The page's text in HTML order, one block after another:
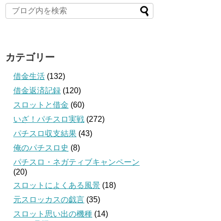
カテゴリー
借金生活 (132)
借金返済記録 (120)
スロットと借金 (60)
いざ！パチスロ実戦 (272)
パチスロ収支結果 (43)
俺のパチスロ史 (8)
パチスロ・ネガティブキャンペーン
(20)
スロットによくある風景 (18)
元スロッカスの戯言 (35)
スロット思い出の機種 (14)